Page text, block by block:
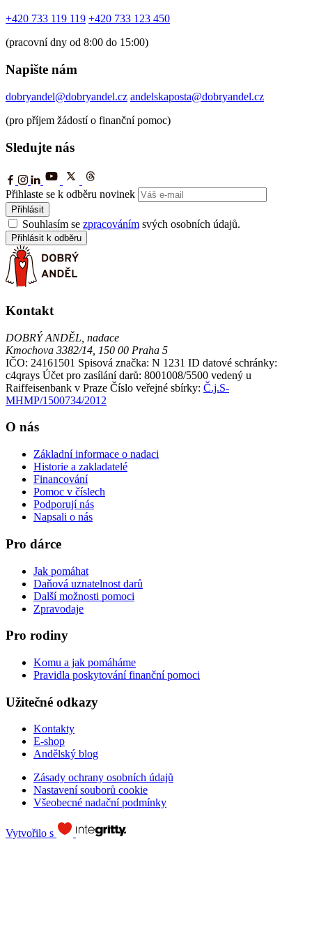
+420 733 119 119 +420 733 123 450
(pracovní dny od 8:00 do 15:00)
Napište nám
dobryandel@dobryandel.cz andelskaposta@dobryandel.cz
(pro příjem žádostí o finanční pomoc)
Sledujte nás
Přihlaste se k odběru novinek
Přihlásit
Souhlasím se zpracováním svých osobních údajů.
Přihlásit k odběru
Kontakt
DOBRÝ ANDĚL, nadace
Kmochova 3382/14, 150 00 Praha 5
IČO: 24161501 Spisová značka: N 1231 ID datové schránky:
c4qrays Účet pro zasílání darů: 8001008/5500 vedený u
Raiffeisenbank v Praze Číslo veřejné sbírky: Č.j.S-
MHMP/1500734/2012
O nás
Základní informace o nadaci
Historie a zakladatelé
Financování
Pomoc v číslech
Podporují nás
Napsali o nás
Pro dárce
Jak pomáhat
Daňová uznatelnost darů
Další možnosti pomoci
Zpravodaje
Pro rodiny
Komu a jak pomáháme
Pravidla poskytování finanční pomoci
Užitečné odkazy
Kontakty
E-shop
Andělský blog
Zásady ochrany osobních údajů
Nastavení souborů cookie
Všeobecné nadační podmínky
Vytvořilo s